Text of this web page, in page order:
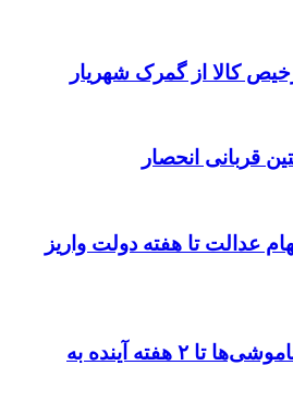
کالا از گمرک شهریار
قربانی انحصار
عدالت تا هفته دولت واریز
رجبی مشهدی: خاموشی‌ها تا ۲ هفته آینده به